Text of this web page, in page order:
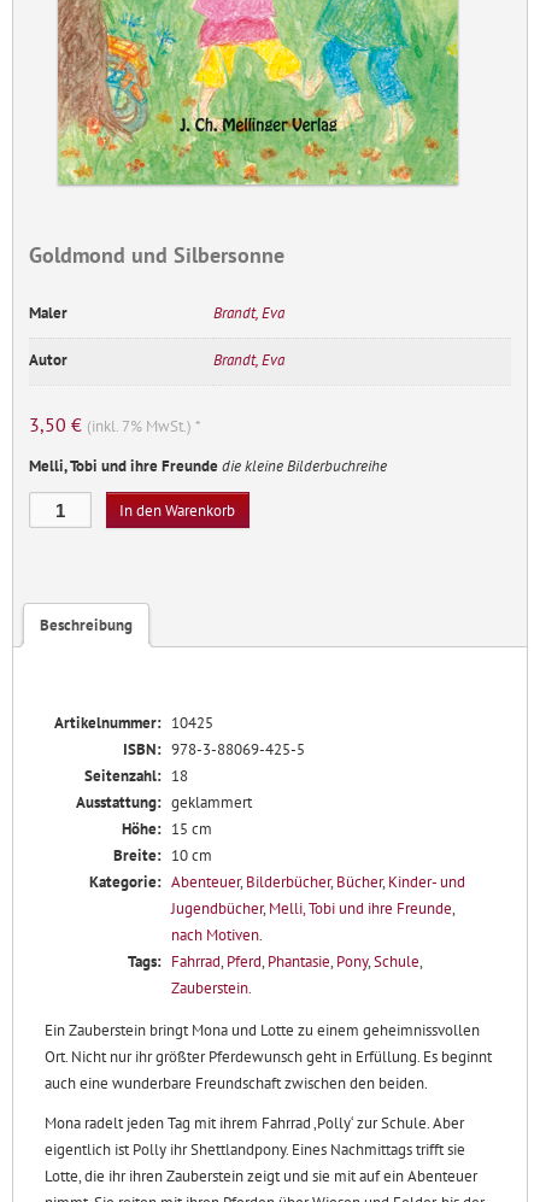
Goldmond und Silbersonne
Maler Brandt, Eva
Autor Brandt, Eva
3,50 € (inkl. 7% MwSt.) *
Melli, Tobi und ihre Freundedie kleine Bilderbuchreihe
Goldmond
und
In den Warenkorb
Beschreibung
Artikelnummer: 10425
ISBN: 978-3-88069-425-5
Seitenzahl: 18
Ausstattung: geklammert
Höhe: 15 cm
Breite: 10 cm
Kategorie: Abenteuer, Bilderbücher, Bücher, Kinder- und
Jugendbücher, Melli, Tobi und ihre Freunde,
nach Motiven.
Tags: Fahrrad, Pferd, Phantasie, Pony,Schule,
Zauberstein.
Ein Zauberstein bringt Mona und Lotte zu einem geheimnissvollen
Ort. Nicht nur ihr größter Pferdewunsch geht in Erfüllung. Es beginnt
auch eine wunderbare Freundschaft zwischen den beiden.
Mona radelt jeden Tag mit ihrem Fahrrad ‚Polly‘ zur Schule. Aber
eigentlich ist Polly ihr Shettlandpony. Eines Nachmittags trifft sie
Lotte, die ihr ihren Zauberstein zeigt und sie mit auf ein Abenteuer